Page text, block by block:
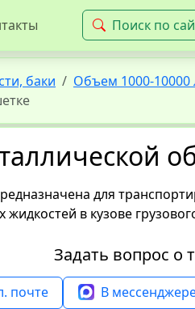
Поиск по
баки
Объем 1000-10000
для
жидкостей в кузове
Задать вопрос о
почте В